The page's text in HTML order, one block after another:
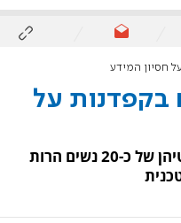
חסיון המידע
בקפדנות על
מכון פוע"ה מגיב לפרסום לפיו פרטיהן של כ-20 נשים הרות